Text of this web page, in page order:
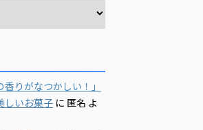
りがなつかしい！」
しいお菓子 に 匿名 よ